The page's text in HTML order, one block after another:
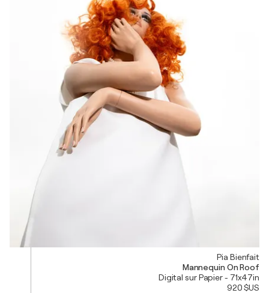
Pia Bienfait
Mannequin On Roof
Digital sur Papier - 71x47in
920 $US